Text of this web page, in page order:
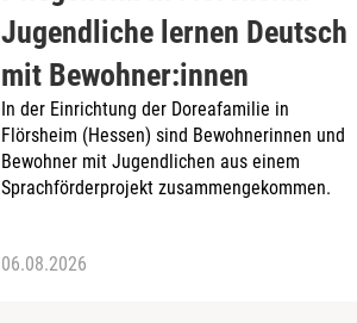
Jugendliche lernen Deutsch
mit Bewohner:innen
In der Einrichtung der Doreafamilie in
Flörsheim (Hessen) sind Bewohnerinnen und
Bewohner mit Jugendlichen aus einem
Sprachförderprojekt zusammengekommen.
06.08.2026